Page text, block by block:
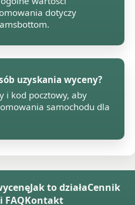
dotyczy
uzyskania wyceny?
i kod pocztowy, aby
samochodu dla
Jak to działaCennik
FAQKontakt